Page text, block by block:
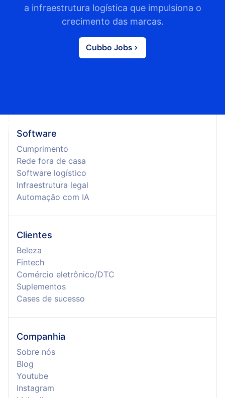
a infraestrutura logística que impulsiona o
crecimento das marcas.
Cubbo Jobs
Software
Cumprimento
Rede fora de casa
Software logístico
Infraestrutura legal
Automação com IA
Clientes
Beleza
Fintech
Comércio eletrônico/DTC
Suplementos
Cases de sucesso
Companhia
Sobre nós
Blog
Youtube
Instagram